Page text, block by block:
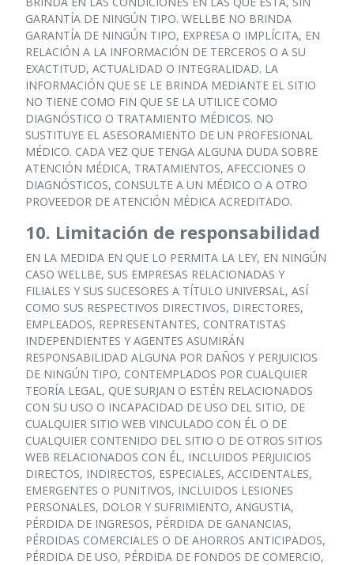
GARANTÍA DE NINGÚN TIPO. WELLBE NO BRINDA
GARANTÍA DE NINGÚN TIPO, EXPRESA O IMPLÍCITA, EN
RELACIÓN A LA INFORMACIÓN DE TERCEROS O A SU
EXACTITUD, ACTUALIDAD O INTEGRALIDAD. LA
INFORMACIÓN QUE SE LE BRINDA MEDIANTE EL SITIO
NO TIENE COMO FIN QUE SE LA UTILICE COMO
DIAGNÓSTICO O TRATAMIENTO MÉDICOS. NO
SUSTITUYE EL ASESORAMIENTO DE UN PROFESIONAL
MÉDICO. CADA VEZ QUE TENGA ALGUNA DUDA SOBRE
ATENCIÓN MÉDICA, TRATAMIENTOS, AFECCIONES O
DIAGNÓSTICOS, CONSULTE A UN MÉDICO O A OTRO
PROVEEDOR DE ATENCIÓN MÉDICA ACREDITADO.
10. Limitación de responsabilidad
EN LA MEDIDA EN QUE LO PERMITA LA LEY, EN NINGÚN
CASO WELLBE, SUS EMPRESAS RELACIONADAS Y
FILIALES Y SUS SUCESORES A TÍTULO UNIVERSAL, ASÍ
COMO SUS RESPECTIVOS DIRECTIVOS, DIRECTORES,
EMPLEADOS, REPRESENTANTES, CONTRATISTAS
INDEPENDIENTES Y AGENTES ASUMIRÁN
RESPONSABILIDAD ALGUNA POR DAÑOS Y PERJUICIOS
DE NINGÚN TIPO, CONTEMPLADOS POR CUALQUIER
TEORÍA LEGAL, QUE SURJAN O ESTÉN RELACIONADOS
CON SU USO O INCAPACIDAD DE USO DEL SITIO, DE
CUALQUIER SITIO WEB VINCULADO CON ÉL O DE
CUALQUIER CONTENIDO DEL SITIO O DE OTROS SITIOS
WEB RELACIONADOS CON ÉL, INCLUIDOS PERJUICIOS
DIRECTOS, INDIRECTOS, ESPECIALES, ACCIDENTALES,
EMERGENTES O PUNITIVOS, INCLUIDOS LESIONES
PERSONALES, DOLOR Y SUFRIMIENTO, ANGUSTIA,
PÉRDIDA DE INGRESOS, PÉRDIDA DE GANANCIAS,
PÉRDIDAS COMERCIALES O DE AHORROS ANTICIPADOS,
PÉRDIDA DE USO, PÉRDIDA DE FONDOS DE COMERCIO,